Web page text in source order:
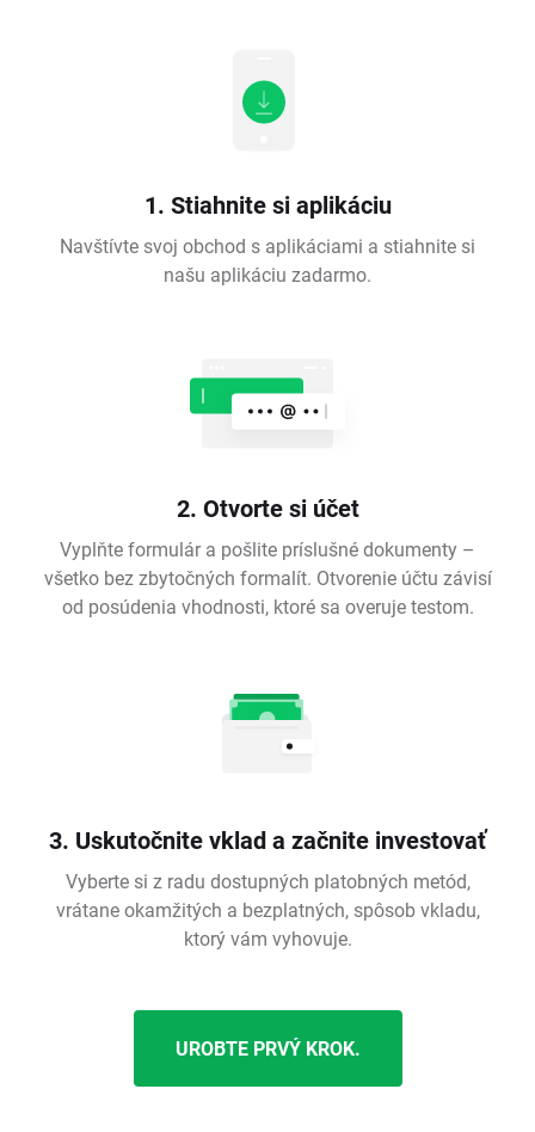
1. Stiahnite si aplikáciu
Navštívte svoj obchod s aplikáciami a stiahnite si
našu aplikáciu zadarmo.
2. Otvorte si účet
Vyplňte formulár a pošlite príslušné dokumenty –
všetko bez zbytočných formalít. Otvorenie účtu závisí
od posúdenia vhodnosti, ktoré sa overuje testom.
3. Uskutočnite vklad a začnite investovať
Vyberte si z radu dostupných platobných metód,
vrátane okamžitých a bezplatných, spôsob vkladu,
ktorý vám vyhovuje.
UROBTE PRVÝ KROK.